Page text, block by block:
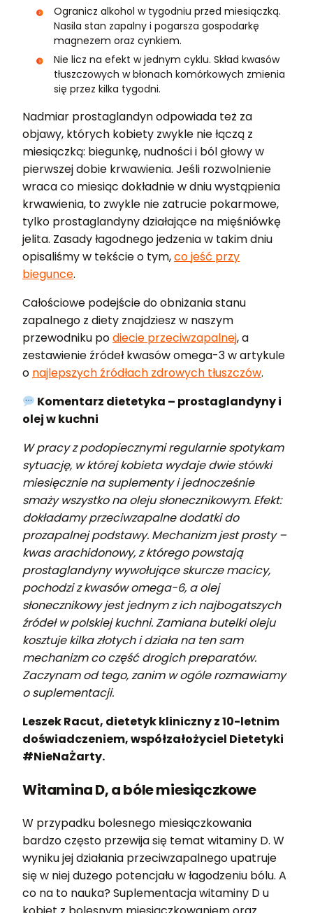
Ogranicz alkohol w tygodniu przed miesiączką.
Nasila stan zapalny i pogarsza gospodarkę
magnezem oraz cynkiem.
Nie licz na efekt w jednym cyklu. Skład kwasów
tłuszczowych w błonach komórkowych zmienia
się przez kilka tygodni.
Nadmiar prostaglandyn odpowiada też za
objawy, których kobiety zwykle nie łączą z
miesiączką: biegunkę, nudności i ból głowy w
pierwszej dobie krwawienia. Jeśli rozwolnienie
wraca co miesiąc dokładnie w dniu wystąpienia
krwawienia, to zwykle nie zatrucie pokarmowe,
tylko prostaglandyny działające na mięśniówkę
jelita. Zasady łagodnego jedzenia w takim dniu
opisaliśmy w tekście o tym,co jeść przy
biegunce.
Całościowe podejście do obniżania stanu
zapalnego z diety znajdziesz w naszym
przewodniku podiecie przeciwzapalnej, a
zestawienie źródeł kwasów omega-3 w artykule
o najlepszych źródłach zdrowych tłuszczów.
Komentarz dietetyka – prostaglandyny i
olej w kuchni
W pracy z podopiecznymi regularnie spotykam
sytuację, w której kobieta wydaje dwie stówki
miesięcznie na suplementy i jednocześnie
smaży wszystko na oleju słonecznikowym. Efekt:
dokładamy przeciwzapalne dodatki do
prozapalnej podstawy. Mechanizm jest prosty –
kwas arachidonowy, z którego powstają
prostaglandyny wywołujące skurcze macicy,
pochodzi z kwasów omega-6, a olej
słonecznikowy jest jednym z ich najbogatszych
źródeł w polskiej kuchni. Zamiana butelki oleju
kosztuje kilka złotych i działa na ten sam
mechanizm co część drogich preparatów.
Zaczynam od tego, zanim w ogóle rozmawiamy
o suplementacji.
Leszek Racut, dietetyk kliniczny z 10-letnim
doświadczeniem, współzałożyciel Dietetyki
#NieNaŻarty.
Witamina D, a bóle miesiączkowe
W przypadku bolesnego miesiączkowania
bardzo często przewija się temat witaminy D. W
wyniku jej działania przeciwzapalnego upatruje
się w niej dużego potencjału w łagodzeniu bólu. A
co na to nauka? Suplementacja witaminy D u